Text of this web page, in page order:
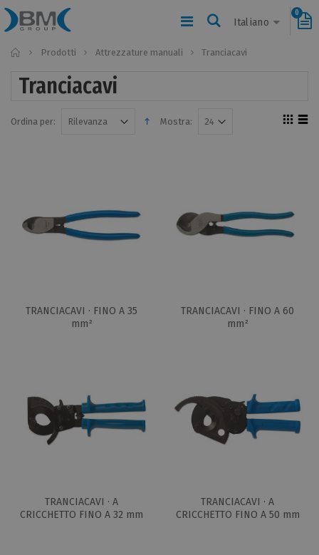
Italiano
0
Home
Prodotti Attrezzature manuali Tranciacavi
Tranciacavi
Ordina per: Mostra:
TRANCIACAVI · FINO A 35
mm²
TRANCIACAVI · FINO A 60
mm²
TRANCIACAVI · A
CRICCHETTO FINO A 32 mm
TRANCIACAVI · A
CRICCHETTO FINO A 50 mm